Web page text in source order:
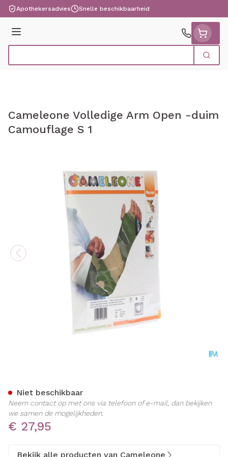
Ga naar de inhoud
Apothekersadvies Snelle beschikbaarheid
Menu
Zoek
Cameleone Volledige Arm Open -duim
Camouflage S 1
€ 27,95
Niet beschikbaar
Neem contact op met ons via telefoon of e-mail, dan bekijken
we samen de mogelijkheden.
Bekijk alle producten van Cameleone